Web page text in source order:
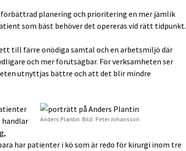
planering och prioritering en mer jämlik
som bäst behöver det opereras vid rätt tidpunkt.
till färre onödiga samtal och en arbetsmiljö där
och mer förutsägbar. För verksamheten ser
utnyttjas bättre och att det blir mindre
Anders Plantin. Bild: Peter Johansson
handlar
har patienter i kö som är redo för kirurgi inom tre